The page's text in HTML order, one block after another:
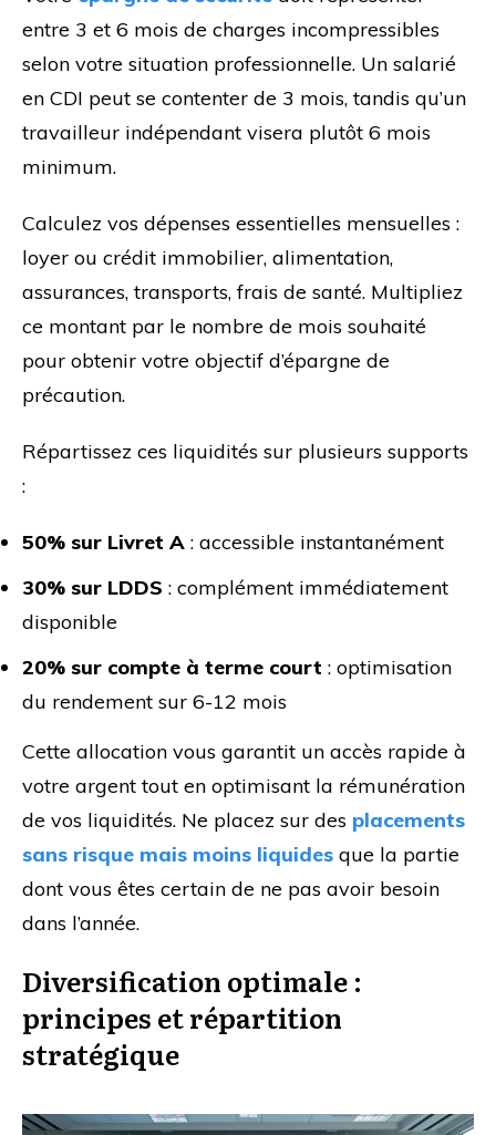
entre 3 et 6 mois de charges incompressibles
selon votre situation professionnelle. Un salarié
en CDI peut se contenter de 3 mois, tandis qu’un
travailleur indépendant visera plutôt 6 mois
minimum.
Calculez vos dépenses essentielles mensuelles :
loyer ou crédit immobilier, alimentation,
assurances, transports, frais de santé. Multipliez
ce montant par le nombre de mois souhaité
pour obtenir votre objectif d’épargne de
précaution.
Répartissez ces liquidités sur plusieurs supports
:
50% sur Livret A : accessible instantanément
30% sur LDDS : complément immédiatement
disponible
20% sur compte à terme court : optimisation
du rendement sur 6-12 mois
Cette allocation vous garantit un accès rapide à
votre argent tout en optimisant la rémunération
de vos liquidités. Ne placez sur des placements
sans risque mais moins liquides que la partie
dont vous êtes certain de ne pas avoir besoin
dans l’année.
Diversification optimale :
principes et répartition
stratégique